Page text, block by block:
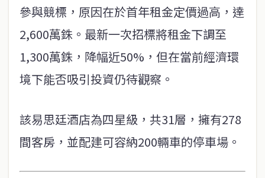
參與競標，原因在於首年租金定價過高，達
2,600萬銖。最新一次招標將租金下調至
1,300萬銖，降幅近50%，但在當前經濟環
境下能否吸引投資仍待觀察。
該易思廷酒店為四星級，共31層，擁有278
間客房，並配建可容納200輛車的停車場。